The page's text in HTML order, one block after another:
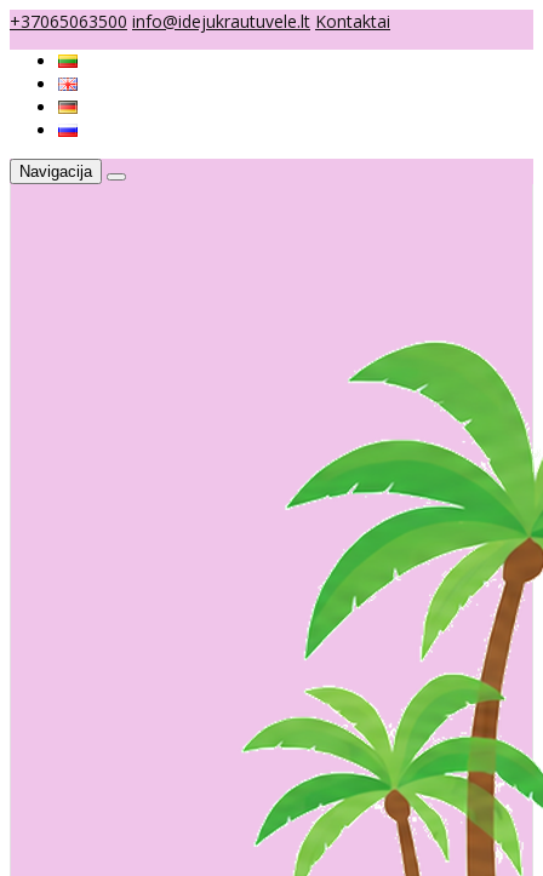
+37065063500 info@idejukrautuvele.lt Kontaktai
Navigacija